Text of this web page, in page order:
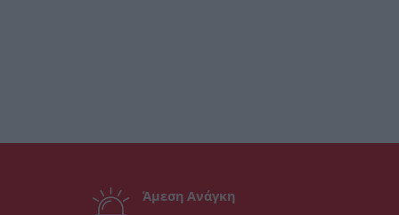
Άμεση Ανάγκη